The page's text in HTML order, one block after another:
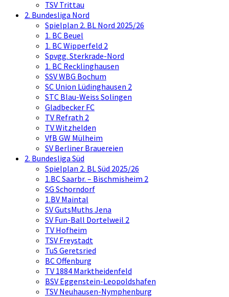
TSV Trittau
2. Bundesliga Nord
Spielplan 2. BL Nord 2025/26
1. BC Beuel
1. BC Wipperfeld 2
Spvgg. Sterkrade-Nord
1. BC Recklinghausen
SSV WBG Bochum
SC Union Lüdinghausen 2
STC Blau-Weiss Solingen
Gladbecker FC
TV Refrath 2
TV Witzhelden
VfB GW Mülheim
SV Berliner Brauereien
2. Bundesliga Süd
Spielplan 2. BL Süd 2025/26
1.BC Saarbr. – Bischmisheim 2
SG Schorndorf
1.BV Maintal
SV GutsMuths Jena
SV Fun-Ball Dortelweil 2
TV Hofheim
TSV Freystadt
TuS Geretsried
BC Offenburg
TV 1884 Marktheidenfeld
BSV Eggenstein-Leopoldshafen
TSV Neuhausen-Nymphenburg